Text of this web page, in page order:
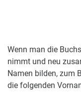
Wenn man die
nimmt und neu
Namen bilden, zum
die folgenden